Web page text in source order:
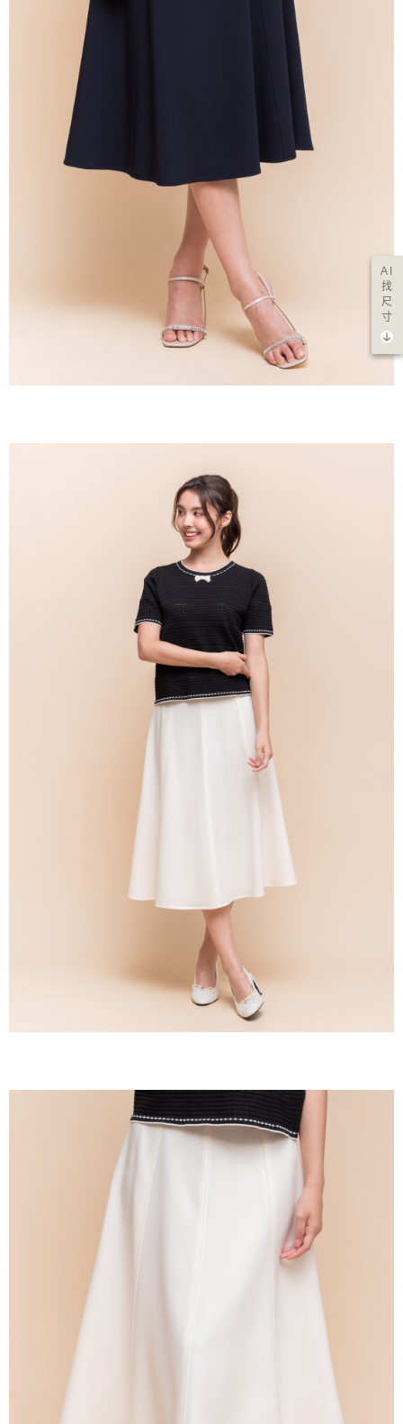
AI
找
尺
寸